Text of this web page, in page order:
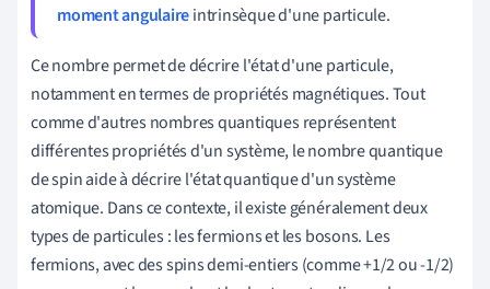
moment angulaireintrinsèque d'une particule.
Ce nombre permet de décrire l'état d'une particule,
notamment en termes de propriétés magnétiques. Tout
comme d'autres nombres quantiques représentent
différentes propriétés d'un système, le nombre quantique
de spin aide à décrire l'état quantique d'un système
atomique. Dans ce contexte, il existe généralement deux
types de particules : les fermions et les bosons. Les
fermions, avec des spins demi-entiers (comme +1/2 ou -1/2)